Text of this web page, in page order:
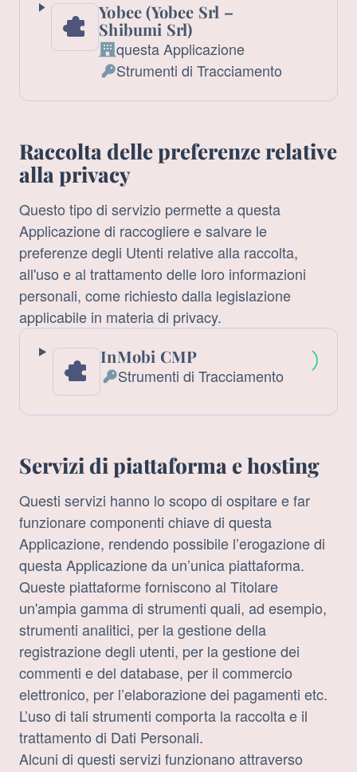
Yobee (Yobee Srl –
Shibumi Srl)
Azienda:
questa Applicazione
Dati
Personali
Strumenti di Tracciamento
Raccolta delle preferenze relative
alla privacy
Questo tipo di servizio permette a questa
Applicazione di raccogliere e salvare le
preferenze degli Utenti relative alla raccolta,
all'uso e al trattamento delle loro informazioni
personali, come richiesto dalla legislazione
applicabile in materia di privacy.
InMobi CMP
DatiStrumenti di Tracciamento
Servizi di piattaforma e hosting
Questi servizi hanno lo scopo di ospitare e far
funzionare componenti chiave di questa
Applicazione, rendendo possibile l’erogazione di
questa Applicazione da un’unica piattaforma.
Queste piattaforme forniscono al Titolare
un'ampia gamma di strumenti quali, ad esempio,
strumenti analitici, per la gestione della
registrazione degli utenti, per la gestione dei
commenti e del database, per il commercio
elettronico, per l’elaborazione dei pagamenti etc.
L’uso di tali strumenti comporta la raccolta e il
trattamento di Dati Personali.
Alcuni di questi servizi funzionano attraverso